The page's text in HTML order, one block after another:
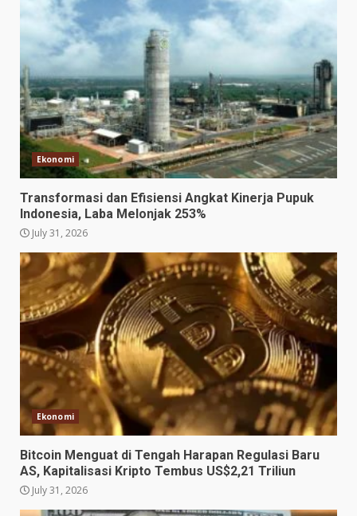
Ekonomi
Transformasi dan Efisiensi Angkat Kinerja Pupuk
Indonesia, Laba Melonjak 253%
July 31, 2026
Ekonomi
Bitcoin Menguat di Tengah Harapan Regulasi Baru
AS, Kapitalisasi Kripto Tembus US$2,21 Triliun
July 31, 2026